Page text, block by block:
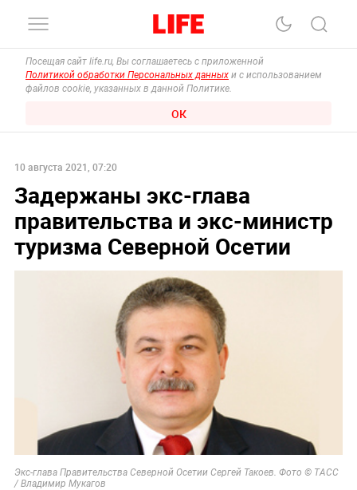
Посещая сайт life.ru, Вы соглашаетесь с приложенной
Политикой обработки Персональных данных и с использованием
файлов cookie, указанных в данной Политике.
ОК
10 августа 2021, 07:20
Задержаны экс-глава
правительства и экс-министр
туризма Северной Осетии
Экс-глава Правительства Северной Осетии Сергей Такоев. Фото © ТАСС
/ Владимир Мукагов